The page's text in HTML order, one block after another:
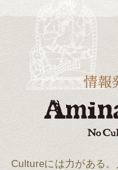
Cultureには力がある。